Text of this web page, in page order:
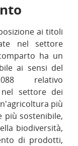
ai titoli
nel settore
ha un
ai sensi del
relativo
settore dei
più
più sostenibile,
biodiversità,
di prodotti,